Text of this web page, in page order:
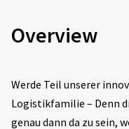
Overview
Werde Teil unserer
Logistikfamilie – Denn
genau dann da zu sein,